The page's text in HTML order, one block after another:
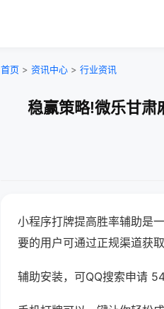
首页 > 资讯中心 > 行业资讯
稳赢策略!微乐甘肃
小程序打牌提高胜率辅助是
要的用户可通过正规渠道获取
辅助安装，可QQ搜索申请